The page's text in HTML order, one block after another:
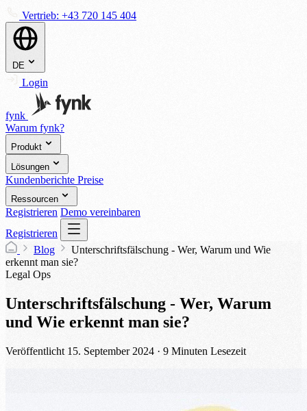
Vertrieb: +43 720 145 404
DE
Login
fynk
Warum fynk?
Produkt
Lösungen
Kundenberichte Preise
Ressourcen
Registrieren Demo vereinbaren
Registrieren
Blog
Unterschriftsfälschung - Wer, Warum und Wie
erkennt man sie?
Legal Ops
Unterschriftsfälschung - Wer, Warum
und Wie erkennt man sie?
Veröffentlicht 15. September 2024 · 9 Minuten Lesezeit